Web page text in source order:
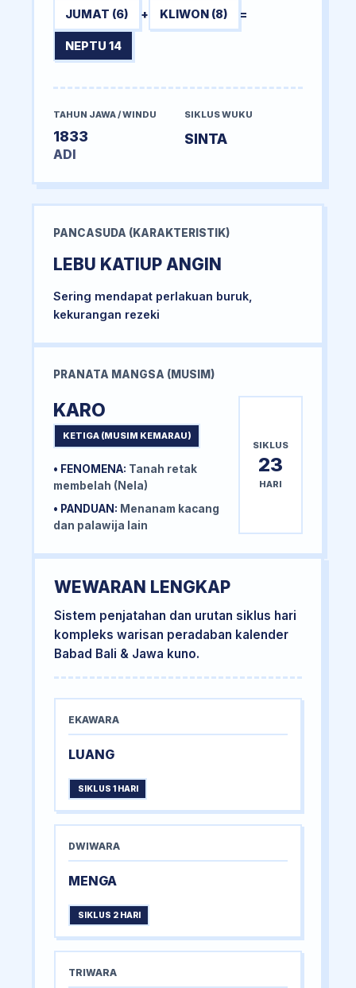
JUMAT (6) + KLIWON (8) =
NEPTU 14
TAHUN JAWA / WINDU
1833
ADI
SIKLUS WUKU
SINTA
PANCASUDA (KARAKTERISTIK)
LEBU KATIUP ANGIN
Sering mendapat perlakuan buruk,
kekurangan rezeki
PRANATA MANGSA (MUSIM)
KARO
KETIGA (MUSIM KEMARAU)
• FENOMENA: Tanah retak
membelah (Nela)
• PANDUAN: Menanam kacang
dan palawija lain
SIKLUS
23
HARI
WEWARAN LENGKAP
Sistem penjatahan dan urutan siklus hari
kompleks warisan peradaban kalender
Babad Bali & Jawa kuno.
EKAWARA
LUANG
SIKLUS 1 HARI
DWIWARA
MENGA
SIKLUS 2 HARI
TRIWARA